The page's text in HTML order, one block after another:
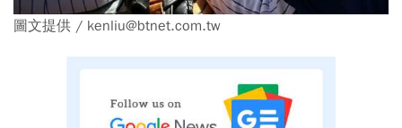
圖文提供 / kenliu@btnet.com.tw